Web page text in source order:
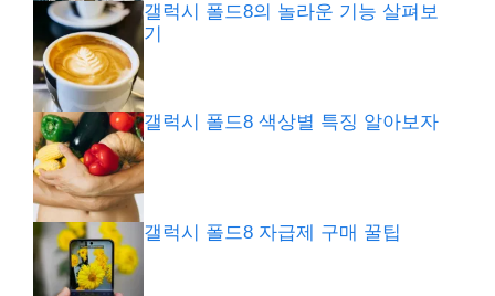
갤럭시 폴드8의 놀라운 기능 살펴보
기
갤럭시 폴드8 색상별 특징 알아보자
갤럭시 폴드8 자급제 구매 꿀팁